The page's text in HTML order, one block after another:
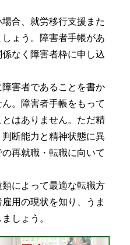
合、就労移行支援また
ょう。障害者手帳があ
なく障害者枠に申し込
害者であることを書か
。障害者手帳をもって
はありません。ただ精
断能力と精神状態に異
再就職・転職に向いて
によって最適な転職方
用の現状を知り、うま
しょう。